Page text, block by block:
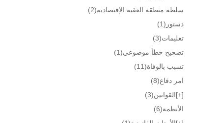
سلطة منطقة العقبة الإقتصادية(2)
دستور (1)
تعليمات(3)
تصحيح خطأ موضوعي(1)
تسبب بالوفاة(11)
امر دفاع(8)
[+]القوانين(3)
الأنظمة(6)